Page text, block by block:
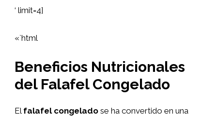
‘ limit=4]
«`html
Beneficios Nutricionales
del Falafel Congelado
El falafel congelado se ha convertido en una